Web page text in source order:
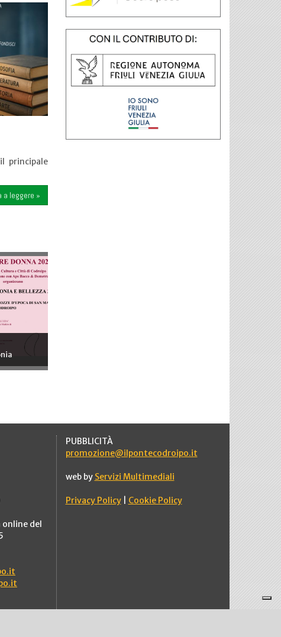
principale
a leggere »
il
del
PUBBLICITÀ
promozione@ilpontecodroipo.it
web by Servizi Multimediali
Privacy Policy| Cookie Policy